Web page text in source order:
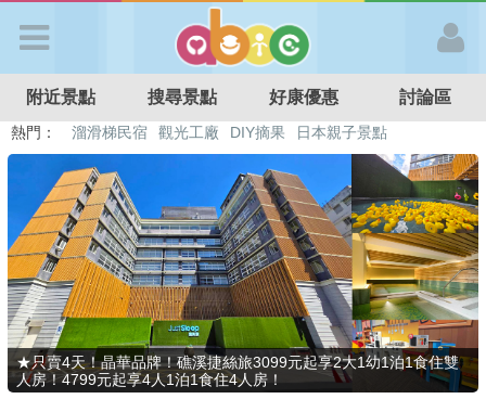
APP登入
首 頁
搜尋景點
好康優惠
最新消息
附近景點 搜尋景點 好康優惠 討論區
熱門： 溜滑梯民宿 觀光工廠 DIY摘果
日本親子景點
特色遊戲場
親子住房優惠 台北親子餐廳 溫泉泡湯SPA
★只賣4天！晶華品牌！礁溪捷絲旅3099元起享2大1幼1泊1食住雙
人房！4799元起享4人1泊1食住4人房！